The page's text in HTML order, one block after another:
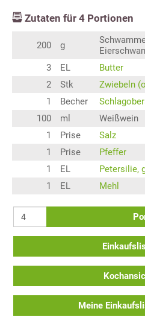
Zutaten für 4 Portionen
200 g
3
EL
Butter
2
Stk
Zwiebeln
1
Becher
100
ml
Weißwein
1
Prise
Salz
1
Prise
Pfeffer
1
EL
Petersilie,
1
EL Mehl
Meine